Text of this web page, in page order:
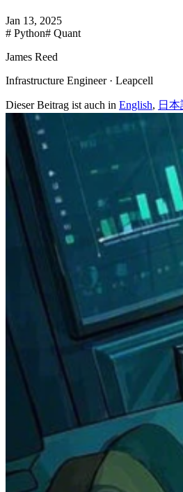
Jan 13, 2025
# Python# Quant
James Reed
Infrastructure Engineer · Leapcell
Dieser Beitrag ist auch in English, 日本